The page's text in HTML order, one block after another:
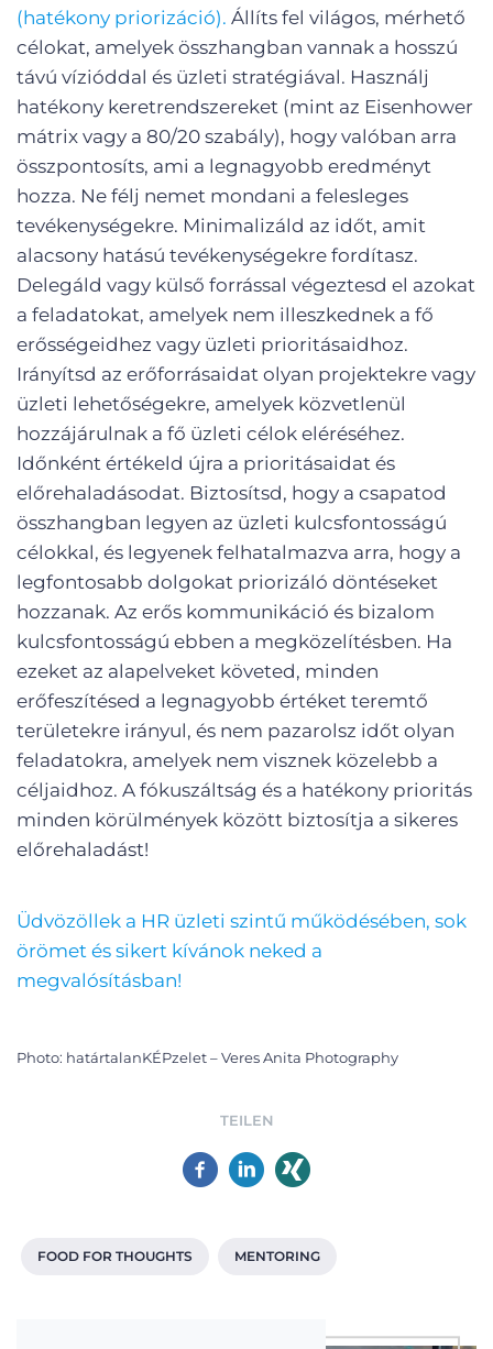
TEILEN
(hatékony priorizáció). Állíts fel világos, mérhető
célokat, amelyek összhangban vannak a hosszú
távú vízióddal és üzleti stratégiával. Használj
hatékony keretrendszereket (mint az Eisenhower
mátrix vagy a 80/20 szabály), hogy valóban arra
összpontosíts, ami a legnagyobb eredményt
hozza. Ne félj nemet mondani a felesleges
tevékenységekre. Minimalizáld az időt, amit
alacsony hatású tevékenységekre fordítasz.
Delegáld vagy külső forrással végeztesd el azokat
a feladatokat, amelyek nem illeszkednek a fő
erősségeidhez vagy üzleti prioritásaidhoz.
Irányítsd az erőforrásaidat olyan projektekre vagy
üzleti lehetőségekre, amelyek közvetlenül
hozzájárulnak a fő üzleti célok eléréséhez.
Időnként értékeld újra a prioritásaidat és
előrehaladásodat. Biztosítsd, hogy a csapatod
összhangban legyen az üzleti kulcsfontosságú
célokkal, és legyenek felhatalmazva arra, hogy a
legfontosabb dolgokat priorizáló döntéseket
hozzanak. Az erős kommunikáció és bizalom
kulcsfontosságú ebben a megközelítésben. Ha
ezeket az alapelveket követed, minden
erőfeszítésed a legnagyobb értéket teremtő
területekre irányul, és nem pazarolsz időt olyan
feladatokra, amelyek nem visznek közelebb a
céljaidhoz. A fókuszáltság és a hatékony prioritás
minden körülmények között biztosítja a sikeres
előrehaladást!
Üdvözöllek a HR üzleti szintű működésében, sok
örömet és sikert kívánok neked a
megvalósításban!
Photo: határtalanKÉPzelet – Veres Anita Photography
FOOD FOR THOUGHTS MENTORING